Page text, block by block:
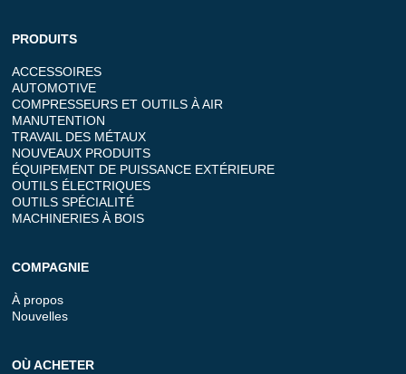
PRODUITS
ACCESSOIRES
AUTOMOTIVE
COMPRESSEURS ET OUTILS À AIR
MANUTENTION
TRAVAIL DES MÉTAUX
NOUVEAUX PRODUITS
ÉQUIPEMENT DE PUISSANCE EXTÉRIEURE
OUTILS ÉLECTRIQUES
OUTILS SPÉCIALITÉ
MACHINERIES À BOIS
COMPAGNIE
À propos
Nouvelles
OÙ ACHETER